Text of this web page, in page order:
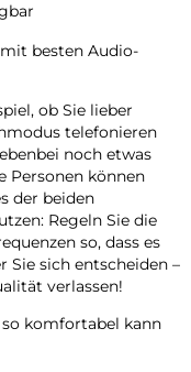
besten Audio-
ob Sie lieber
telefonieren
noch etwas
Personen können
der beiden
Regeln Sie die
so, dass es
Sie sich entscheiden –
verlassen!
komfortabel kann